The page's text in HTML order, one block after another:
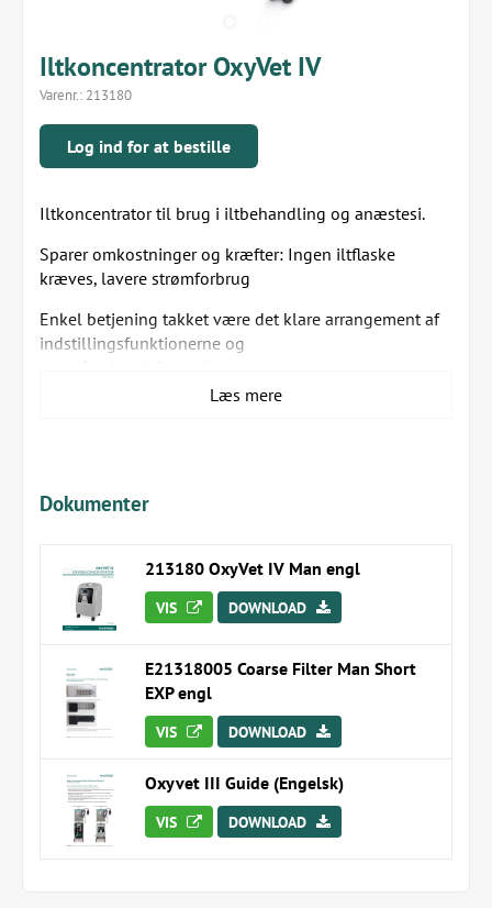
Iltkoncentrator OxyVet IV
Varenr.: 213180
Log ind for at bestille
Iltkoncentrator til brug i iltbehandling og anæstesi.
Sparer omkostninger og kræfter: Ingen iltflaske
kræves, lavere strømforbrug
Enkel betjening takket være det klare arrangement af
indstillingsfunktionerne og
Høj patientsikkerhed gennem visuelle og akustiske
Flowhastigheden kan indstilles kontinuerligt fra 0,5 -
Output på op til 93% ilt (± 3 %)
Inkl. luftfugter og O-slange
Dimensioner (i cm): L 34 x B 37 x H 67
Vægt: 15,3 kg
OBS OxyVet lV iltkoncentrator har brug for ugentlig
Læs mere
Dokumenter
213180 OxyVet IV Man engl
VIS DOWNLOAD
E21318005 Coarse Filter Man Short
EXP engl
VIS DOWNLOAD
Oxyvet III Guide (Engelsk)
VIS DOWNLOAD